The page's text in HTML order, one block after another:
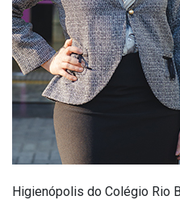
Higienópolis do Colégio Rio